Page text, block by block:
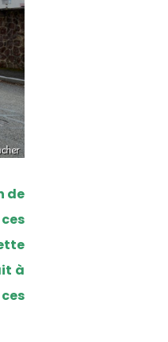
de
à